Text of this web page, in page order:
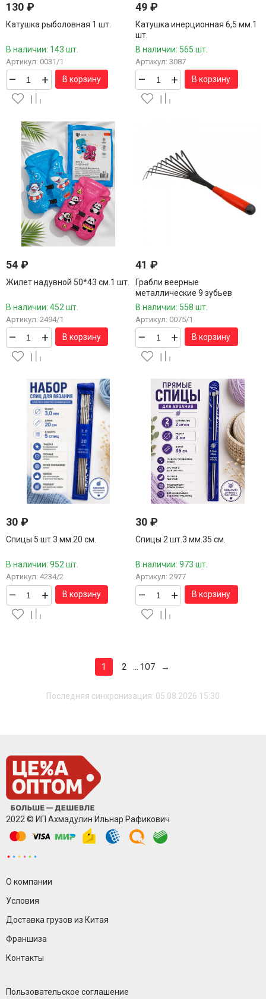
130 ₽
Катушка рыболовная 1 шт.
В наличии: 143 шт.
Артикул: 0031/1
– + В корзину
49₽
Катушка инерционная 6,5 мм.1
шт.
В наличии: 565 шт.
Артикул: 3087
– + В корзину
54 ₽
Жилет надувной 50*43 см.1 шт.
В наличии: 452 шт.
Артикул: 2494/1
– + В корзину
41₽
Грабли веерные
металлические 9 зубьев
37,5*15 см.1 шт.
В наличии: 558 шт.
Артикул: 0075/1
– + В корзину
30 ₽
Спицы 5 шт.3 мм.20 см.
В наличии: 952 шт.
Артикул: 4234/2
– + В корзину
30₽
Спицы 2 шт.3 мм.35 см.
В наличии: 973 шт.
Артикул: 2977
– + В корзину
1 2 107 →
Последняя синхронизация: 05.08.2026 15:30
2022 © ИП Ахмадулин Ильнар Рафикович
О компании
Условия
Доставка грузов из Китая
Франшиза
Контакты
Пользовательское соглашение